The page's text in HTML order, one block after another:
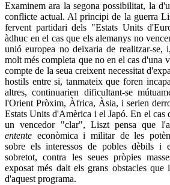
Examinem ara la segona possibilitat, la
conflicte actual. Al principi de la guerra
fervent partidari dels "Estats Units
àdhuc en el cas que els alemanys no
unió europea no deixaria de realitzar-se,
molt més completa que no en el cas d'una
compte de la seua creixent necessitat
hostils entre si, tanmateix que foren
altres, continuarien dificultant-se
l'Orient Pròxim, Àfrica, Àsia, i serien
Estats Units d'Amèrica i el Japó. En el cas
un vencedor "clar", Liszt pensa que
entente econòmica i militar de les
sobre els interessos de pobles dèbils i
sobretot, contra les seues pròpies
exposat més dalt els grans obstacles que
d'aquest programa.